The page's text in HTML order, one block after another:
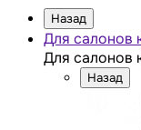
Назад
Для салонов
Для салонов
Назад